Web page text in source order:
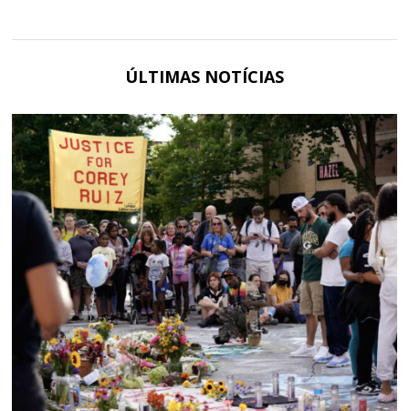
ÚLTIMAS NOTÍCIAS